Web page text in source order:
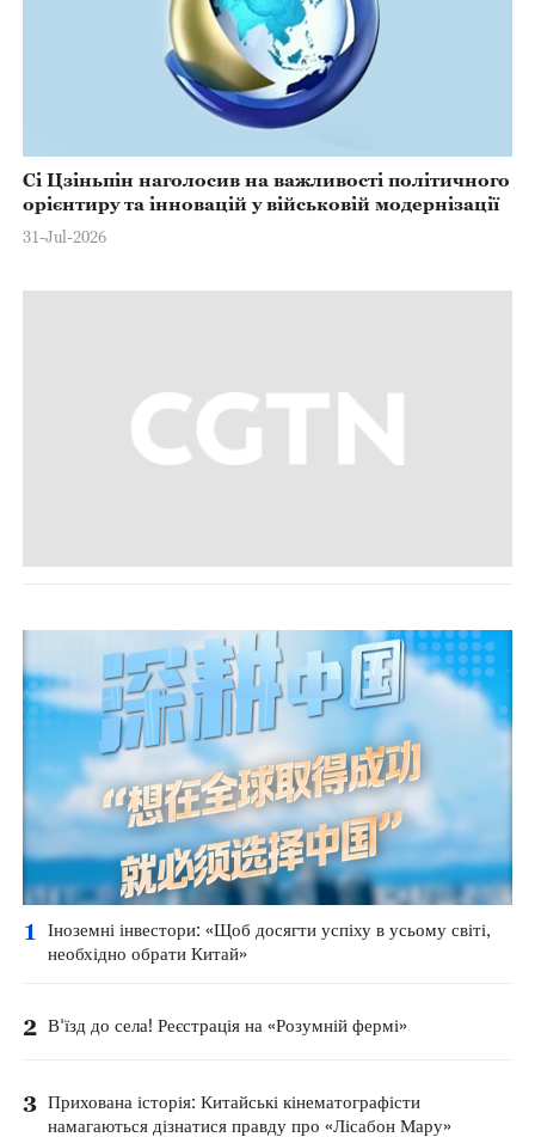
Сі Цзіньпін наголосив на важливості політичного
орієнтиру та інновацій у військовій модернізації
31-Jul-2026
1
Іноземні інвестори: «Щоб досягти успіху в усьому світі,
необхідно обрати Китай»
2 В'їзд до села! Реєстрація на «Розумній фермі»
3 Прихована історія: Китайські кінематографісти
намагаються дізнатися правду про «Лісабон Мару»